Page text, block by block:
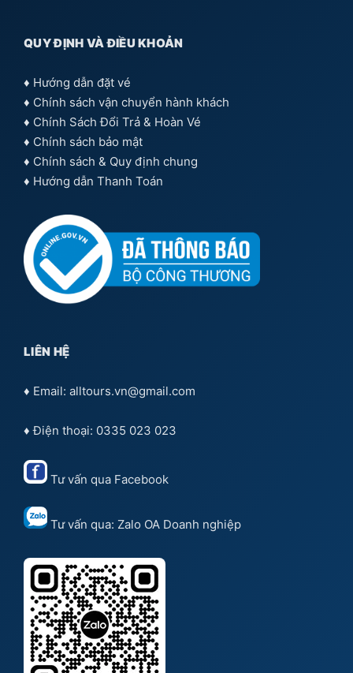
QUY ĐỊNH VÀ ĐIỀU KHOẢN
♦ Hướng dẫn đặt vé
♦ Chính sách vận chuyển hành khách
♦ Chính Sách Đổi Trả & Hoàn Vé
♦ Chính sách bảo mật
♦ Chính sách & Quy định chung
♦ Hướng dẫn Thanh Toán
LIÊN HỆ
♦ Email: alltours.vn@gmail.com
♦ Điện thoại: 0335 023 023
Tư vấn qua Facebook
Tư vấn qua: Zalo OA Doanh nghiệp